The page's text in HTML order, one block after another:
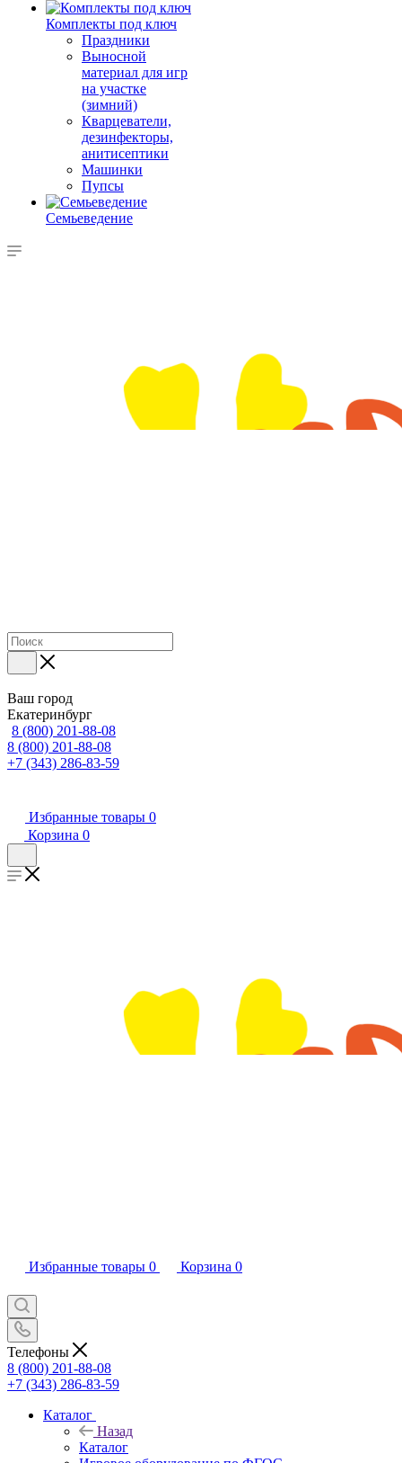
Комплекты под ключ
Праздники
Выносной
материал для игр
на участке
(зимний)
Кварцеватели,
дезинфекторы,
анитисептики
Машинки
Пупсы
Семьеведение
Ваш город
Екатеринбург
8 (800) 201-88-08
8 (800) 201-88-08
+7 (343) 286-83-59
Избранные товары 0
Корзина 0
Избранные товары 0 Корзина 0
Телефоны
8 (800) 201-88-08
+7 (343) 286-83-59
Каталог
Назад
Каталог